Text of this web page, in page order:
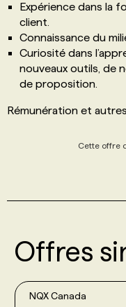
Expérience dans la
client.
Connaissance du
Curiosité dans
nouveaux outils, de
de proposition.
Rémunération et
Cette offre
Offres
NQX Canada